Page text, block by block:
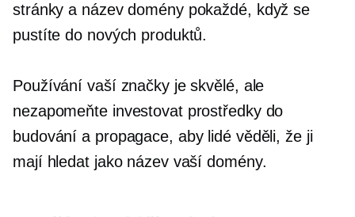
stránky a název domény pokaždé, když se
pustíte do nových produktů.
Používání vaší značky je skvělé, ale
nezapomeňte investovat prostředky do
budování a propagace, aby lidé věděli, že ji
mají hledat jako název vaší domény.